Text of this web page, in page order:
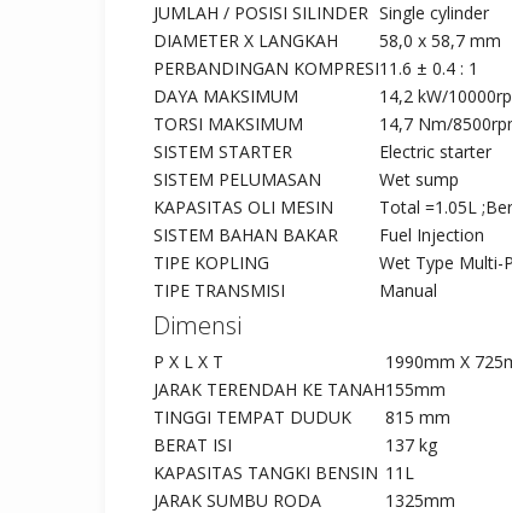
JUMLAH / POSISI SILINDER Single cylinder
DIAMETER X LANGKAH
58,0 x 58,7 mm
PERBANDINGAN KOMPRESI11.6 ± 0.4 : 1
DAYA MAKSIMUM
14,2 kW/
TORSI MAKSIMUM
14,7 Nm/
SISTEM STARTER
Electric starter
SISTEM PELUMASAN
Wet sump
KAPASITAS OLI MESIN
Total =1.05L
SISTEM BAHAN BAKAR
Fuel Injection
TIPE KOPLING
Wet Type Multi-
TIPE TRANSMISI
Manual
Dimensi
P X L X T
1990mm X
JARAK TERENDAH KE TANAH155mm
TINGGI TEMPAT DUDUK
815 mm
BERAT ISI
137 kg
KAPASITAS TANGKI BENSIN 11L
JARAK SUMBU RODA
1325mm